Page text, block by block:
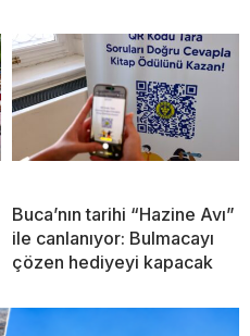
Buca’nın tarihi “Hazine Avı”
ile canlanıyor: Bulmacayı
çözen hediyeyi kapacak